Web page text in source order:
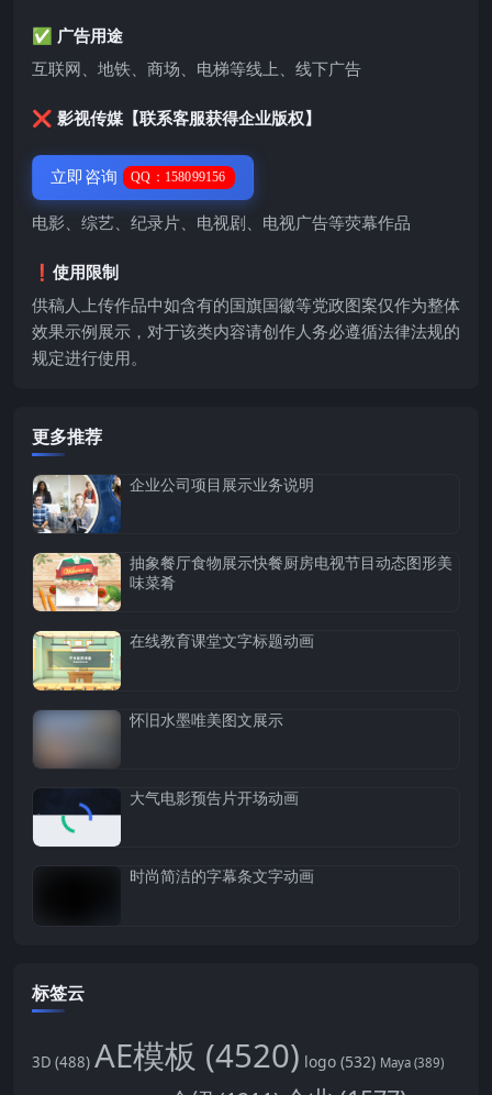
✅ 广告用途
互联网、地铁、商场、电梯等线上、线下广告
❌ 影视传媒【联系客服获得企业版权】
立即咨询 QQ：158099156
电影、综艺、纪录片、电视剧、电视广告等荧幕作品
❗️使用限制
供稿人上传作品中如含有的国旗国徽等党政图案仅作为整体
效果示例展示，对于该类内容请创作人务必遵循法律法规的
规定进行使用。
更多推荐
企业公司项目展示业务说明
抽象餐厅食物展示快餐厨房电视节目动态图形美
味菜肴
在线教育课堂文字标题动画
怀旧水墨唯美图文展示
大气电影预告片开场动画
时尚简洁的字幕条文字动画
标签云
3D (488) AE模板 (4520) logo (532) Maya (389)